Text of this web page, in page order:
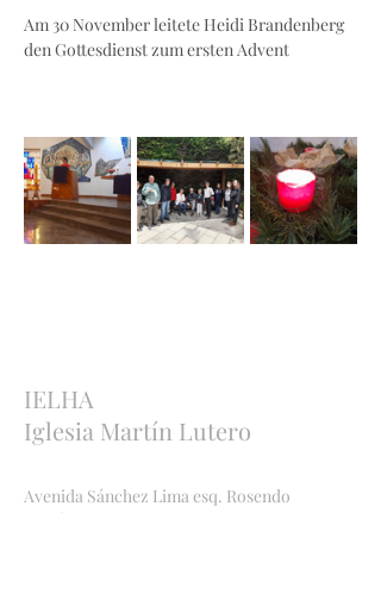
Previous Next
Am 30 November leitete Heidi Brandenberg
den Gottesdienst zum ersten Advent
IELHA
Iglesia Martín Lutero
Avenida Sánchez Lima esq. Rosendo